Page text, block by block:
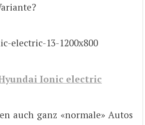
Ionic electric
auch ganz «normale» Autos